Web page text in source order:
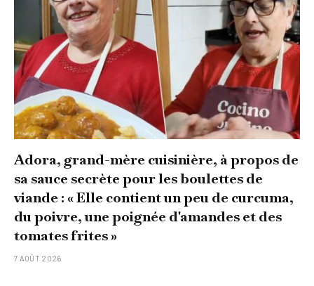
Adora, grand-mère cuisinière, à propos de
sa sauce secrète pour les boulettes de
viande : « Elle contient un peu de curcuma,
du poivre, une poignée d'amandes et des
tomates frites »
7 AOÛT 2026